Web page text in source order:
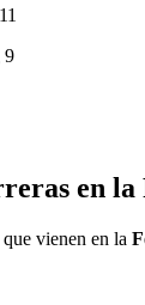
9
en la
vienen en la